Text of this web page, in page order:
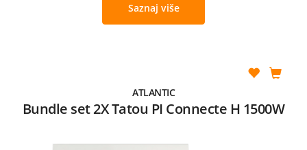
Saznaj više
ATLANTIC
Bundle set 2X Tatou PI Connecte H 1500W